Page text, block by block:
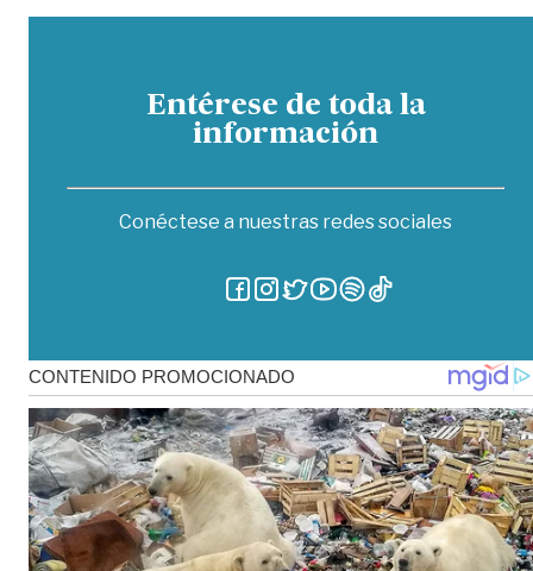
Entérese de toda la
información
Conéctese a nuestras redes sociales